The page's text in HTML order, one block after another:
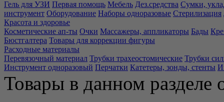
Гель для УЗИ Первая помощь Мебель Дез.средства Сумки,
инструмент Оборудование Наборы одноразовые Стерилизация
Красота и здоровье
Косметические ап-ты Очки Массажеры, аппликаторы Бады
Бюстгалтера Товары для коррекции фигуры
Расходные материалы
Перевязочный материал Трубки трахеостомические Трубки
Инструмент одноразовый Перчатки Катетеры, зонды, стенты
Товары в данном разделе